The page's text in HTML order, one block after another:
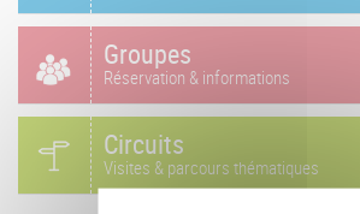
Groupes
Réservation & informations
Circuits
Visites & parcours thématiques